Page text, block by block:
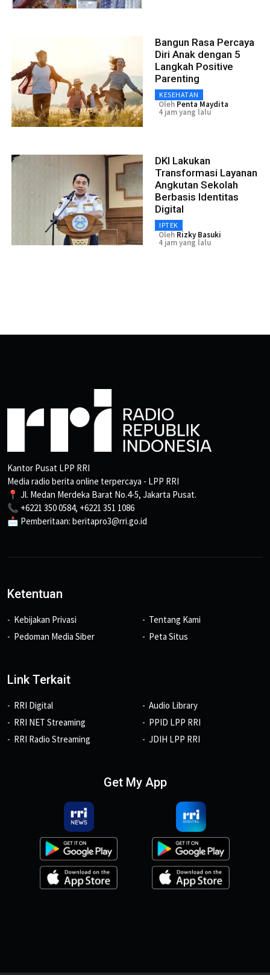
Bangun Rasa Percaya
Diri Anak dengan 5
Langkah Positive
Parenting
KESEHATAN
Oleh Penta Maydita
4 jam yang lalu
DKI Lakukan
Transformasi Layanan
Angkutan Sekolah
Berbasis Identitas
Digital
IPTEK
Oleh Rizky Basuki
4 jam yang lalu
Kantor Pusat LPP RRI
Media radio berita online terpercaya - LPP RRI
📍 Jl. Medan Merdeka Barat No.4-5, Jakarta Pusat.
📞 +6221 350 0584, +6221 351 1086
📩 Pemberitaan: beritapro3@rri.go.id
Ketentuan
Kebijakan Privasi
Pedoman Media Siber
Tentang Kami
Peta Situs
Link Terkait
RRI Digital
RRI NET Streaming
RRI Radio Streaming
Audio Library
PPID LPP RRI
JDIH LPP RRI
Get My App